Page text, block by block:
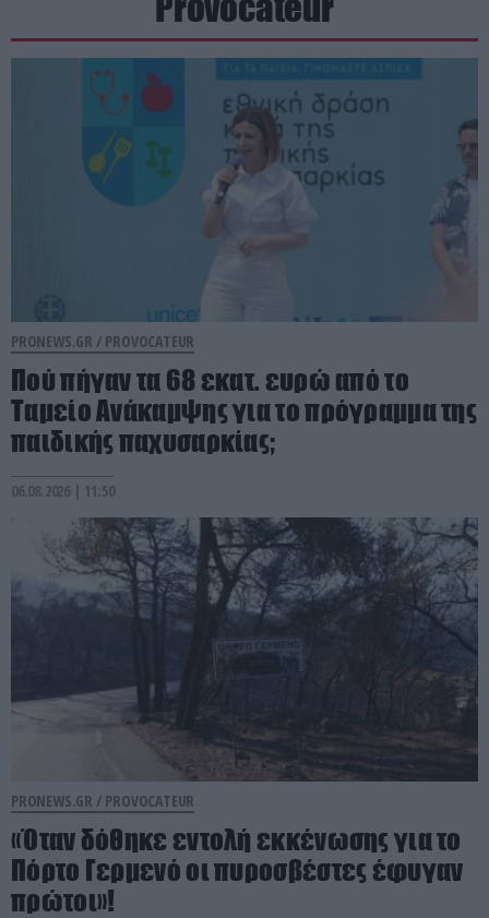
PRONEWS.GR / PROVOCATEUR
Πού πήγαν τα 68 εκατ. ευρώ από το
Ταμείο Ανάκαμψης για το πρόγραμμα της
παιδικής παχυσαρκίας;
06.08.2026 | 11:50
PRONEWS.GR / PROVOCATEUR
«Όταν δόθηκε εντολή εκκένωσης για το
Πόρτο Γερμενό οι πυροσβέστες έφυγαν
πρώτοι»!